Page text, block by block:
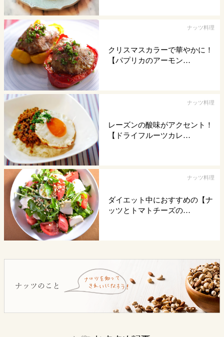
ナッツ料理
クリスマスカラーで華やかに！
【パプリカのアーモン…
ナッツ料理
レーズンの酸味がアクセント！
【ドライフルーツカレ…
ナッツ料理
ダイエット中におすすめの【ナ
ッツとトマトチーズの…